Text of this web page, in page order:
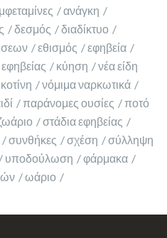
ανάγκη
δεσμός
διαδίκτυο
εθισμός
εφηβεία
εφηβείας κύηση
νέα είδη
νόμιμα ναρκωτικά
παράνομες ουσίες
ποτό
στάδια εφηβείας
συνθήκες σχέση
σύλληψη
υποδούλωση
φάρμακα
ωάριο